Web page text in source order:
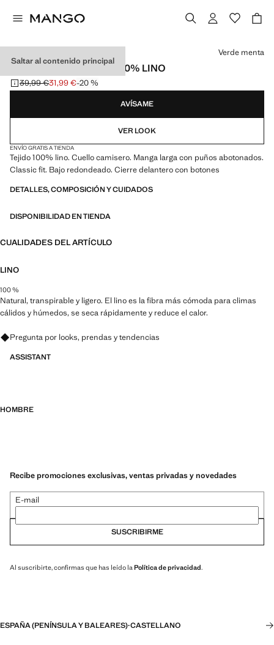
Saltar al contenido principal
CAMISA CLASSIC FIT 100% LINO
Precio inicial tachado [39,99 € ]
39,99 €
Precio actual [31,99 € ]
31,99 €-20 %
Selecciona un color
Verde menta
AVÍSAME
VER LOOK
ENVÍO GRATIS A TIENDA
Tejido 100% lino. Cuello camisero. Manga larga con puños abotonados.
Classic fit. Bajo redondeado. Cierre delantero con botones
DETALLES, COMPOSICIÓN Y CUIDADOS
DISPONIBILIDAD EN TIENDA
CUALIDADES DEL ARTÍCULO
LINO
100 %
Natural, transpirable y ligero. El lino es la fibra más cómoda para climas
cálidos y húmedos, se seca rápidamente y reduce el calor.
Pregunta por looks, prendas y tendencias
ASSISTANT
HOMBRE
Recibe promociones exclusivas, ventas privadas y novedades
E-mail
SUSCRIBIRME
Al suscribirte, confirmas que has leído laPolítica de privacidad.
ESPAÑA (PENÍNSULA Y BALEARES)·CASTELLANO